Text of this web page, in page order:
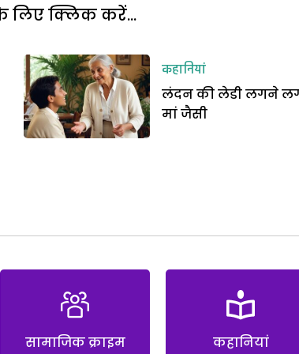
लिए क्लिक करें...
कहानियां
लंदन की लेडी लगने
मां जैसी
सामाजिक क्राइम कहानियां